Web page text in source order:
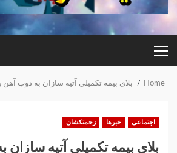
PRIMARY
MENU
Home بلای بیمه تکمیلی آتیه سازان به ذوب
اجتماعی خبرها زحمتکشان
بلای بیمه تکمیلی آتیه